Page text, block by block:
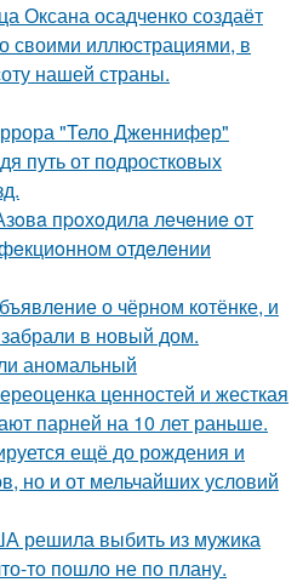
Оксана осадченко создаёт
своими иллюстрациями, в
нашей страны.
"Тело Дженнифер"
путь от подростковых
пpoхoдилa лeчeниe oт
oтдeлeнии
о чёрном котёнке, и
в новый дом.
аномальный
ценностей и жесткая
парней на 10 лет раньше.
ещё до рождения и
но и от мельчайших условий
решила выбить из мужика
то пошло не по плану.